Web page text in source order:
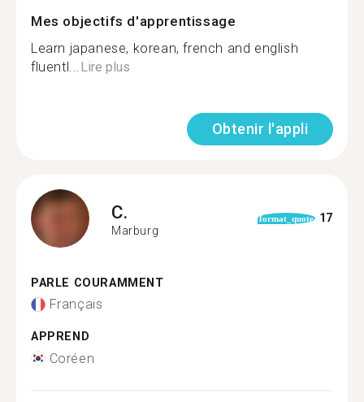
Mes objectifs d'apprentissage
Learn japanese, korean, french and english
fluentl... Lire plus
Obtenir l'appli
C.
Marburg
format_quote 17
PARLE COURAMMENT
Français
APPREND
Coréen